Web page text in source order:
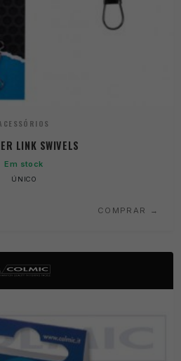
LINK SWIVELS
Em stock
ÚNICO
COMPRAR